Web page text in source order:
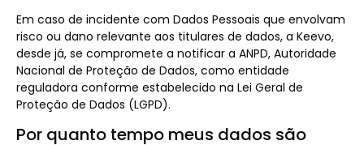
Em caso de incidente com Dados Pessoais que envolvam
risco ou dano relevante aos titulares de dados, a Keevo,
desde já, se compromete a notificar a ANPD, Autoridade
Nacional de Proteção de Dados, como entidade
reguladora conforme estabelecido na Lei Geral de
Proteção de Dados (LGPD).
Por quanto tempo meus dados são